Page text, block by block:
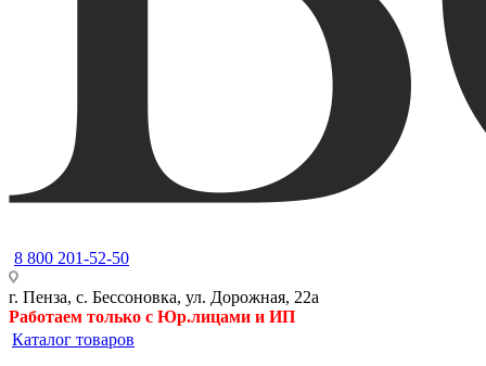
8 800 201-52-50
г. Пенза, с. Бессоновка, ул. Дорожная, 22а
Работаем только с Юр.лицами и ИП
Каталог товаров